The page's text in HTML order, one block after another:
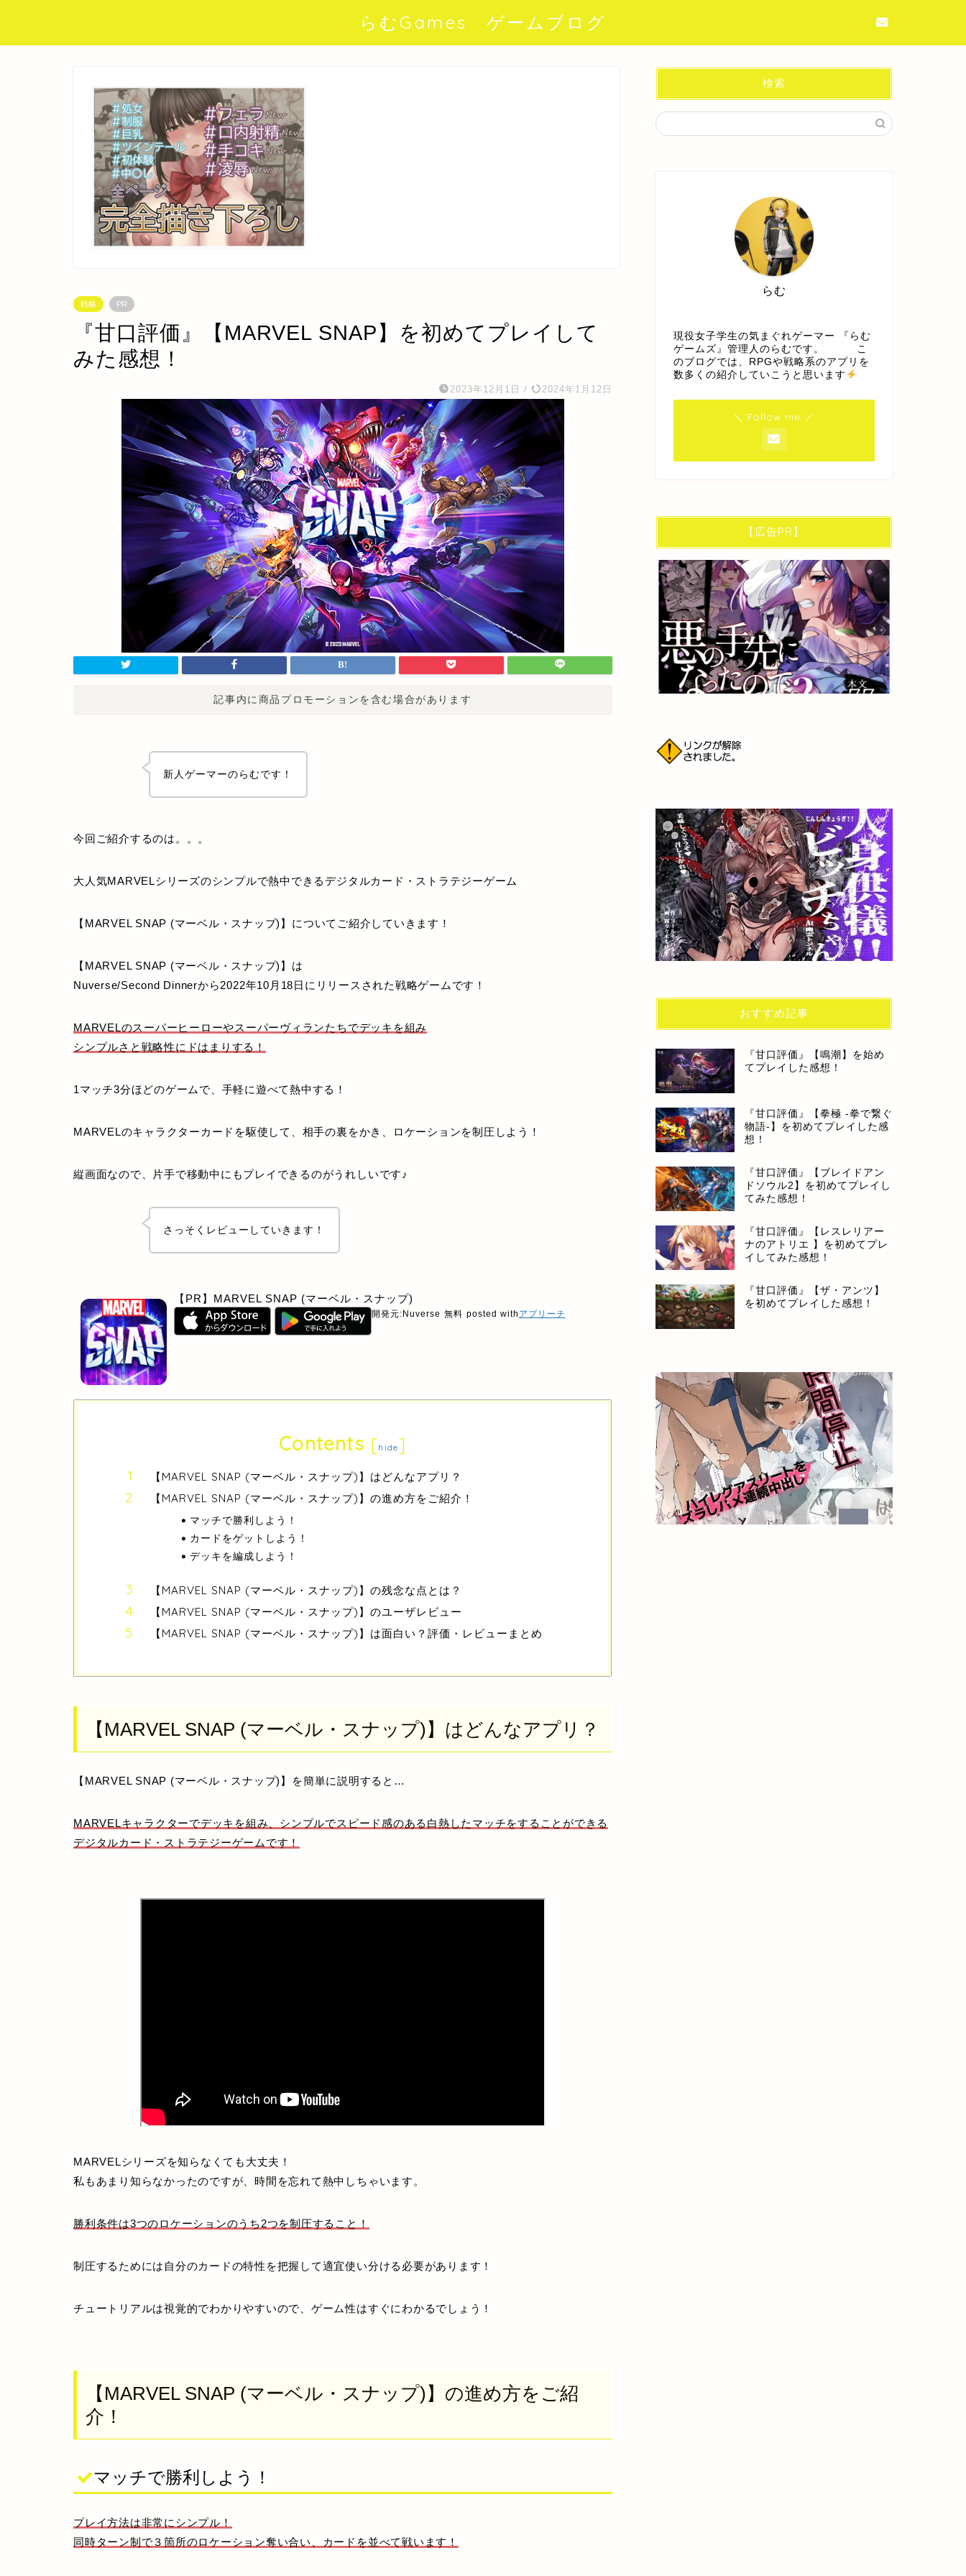
らむGames ゲームブログ
戦略 PR
『甘口評価』【MARVEL SNAP】を初めてプレイして
みた感想！
2023年12月1日 / 2024年1月12日
記事内に商品プロモーションを含む場合があります
新人ゲーマーのらむです！
今回ご紹介するのは。。。
大人気MARVELシリーズのシンプルで熱中できるデジタルカード・ストラテジーゲーム
【MARVEL SNAP (マーベル・スナップ)】についてご紹介していきます！
【MARVEL SNAP (マーベル・スナップ)】 は
Nuverse/Second Dinnerから2022年10月18日にリリースされた戦略ゲームです！
MARVELのスーパーヒーローやスーパーヴィランたちでデッキを組み
シンプルさと戦略性にドはまりする！
1マッチ3分ほどのゲームで、手軽に遊べて熱中する！
MARVELのキャラクターカードを駆使して、相手の裏をかき、ロケーションを制圧しよう！
縦画面なので、片手で移動中にもプレイできるのがうれしいです♪
さっそくレビューしていきます！
【PR】MARVEL SNAP (マーベル・スナップ)
開発元:Nuverse 無料 posted with アプリーチ
Contents [hide]
【MARVEL SNAP (マーベル・スナップ)】はどんなアプリ？
【MARVEL SNAP (マーベル・スナップ)】の進め方をご紹介！
マッチで勝利しよう！
カードをゲットしよう！
デッキを編成しよう！
【MARVEL SNAP (マーベル・スナップ)】の残念な点とは？
【MARVEL SNAP (マーベル・スナップ)】のユーザレビュー
【MARVEL SNAP (マーベル・スナップ)】は面白い？評価・レビューまとめ
【MARVEL SNAP (マーベル・スナップ)】はどんなアプリ？
【MARVEL SNAP (マーベル・スナップ)】 を簡単に説明すると…
MARVELキャラクターでデッキを組み、シンプルでスピード感のある白熱したマッチをすることができる
デジタルカード・ストラテジーゲーム です！
MARVELシリーズを知らなくても大丈夫！
私もあまり知らなかったのですが、時間を忘れて熱中しちゃいます。
勝利条件は3つのロケーションのうち2つを制圧すること！
制圧するためには自分のカードの特性を把握して適宜使い分ける必要があります！
チュートリアルは視覚的でわかりやすいので、ゲーム性はすぐにわかるでしょう！
【MARVEL SNAP (マーベル・スナップ)】の進め方をご紹
介！
マッチで勝利しよう！
プレイ方法は非常にシンプル！
同時ターン制で３箇所のロケーション奪い合い、カードを並べて戦います！
検索
らむ
現役女子学生の気まぐれゲーマー 『らむ
ゲームズ』管理人のらむです。 こ
のブログでは、RPGや戦略系のアプリを
数多くの紹介していこうと思います
＼ Follow me ／
【広告PR】
おすすめ記事
『甘口評価』【鳴潮】を始め
てプレイした感想！
『甘口評価』【拳極 -拳で繋ぐ
物語-】を初めてプレイした感
想！
『甘口評価』【ブレイドアン
ドソウル2】を初めてプレイし
てみた感想！
『甘口評価』【レスレリアー
ナのアトリエ 】を初めてプレ
イしてみた感想！
『甘口評価』【ザ・アンツ】
を初めてプレイした感想！